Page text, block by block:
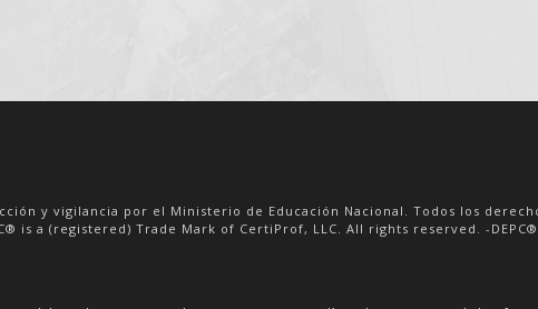
y vigilancia por el Ministerio de Educación Nacional. Todos los
is a (registered) Trade Mark of CertiProf, LLC. All rights reserved. -